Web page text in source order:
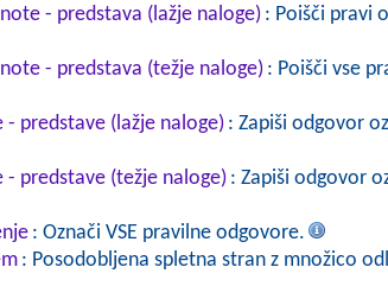
- predstava (lažje naloge) : Poišči pravi
- predstava (težje naloge) : Poišči vse
predstave (lažje naloge) : Zapiši odgovor
predstave (težje naloge) : Zapiši odgovor
: Označi VSE pravilne odgovore.
: Posodobljena spletna stran z množico